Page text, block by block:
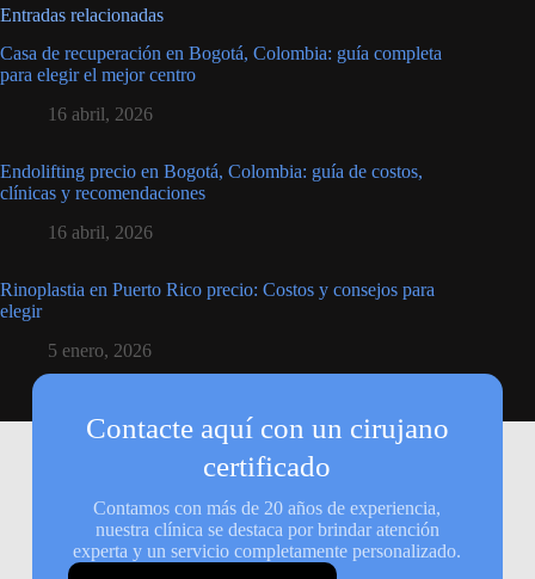
Entradas relacionadas
Casa de recuperación en Bogotá, Colombia: guía completa
para elegir el mejor centro
16 abril, 2026
Endolifting precio en Bogotá, Colombia: guía de costos,
clínicas y recomendaciones
16 abril, 2026
Rinoplastia en Puerto Rico precio: Costos y consejos para
elegir
5 enero, 2026
Contacte aquí con un cirujano
certificado
Contamos con más de 20 años de experiencia,
nuestra clínica se destaca por brindar atención
experta y un servicio completamente personalizado.